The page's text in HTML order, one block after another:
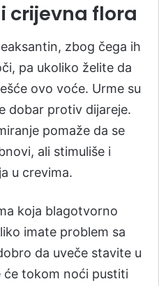
crijevna flora
zbog čega ih
pa ukoliko želite da
ovo voće. Urme su
dobar protiv dijareje.
pomaže da se
ali stimuliše i
u crevima.
koja blagotvorno
imate problem sa
da uveče stavite u
će tokom noći pustiti